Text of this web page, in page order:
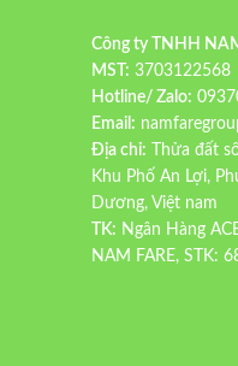
Công ty TNHH
MST: 3703122568
Hotline/ Zalo:
Email:
Địa chỉ: Thửa đất
Khu Phố An Lợi,
Dương, Việt nam
TK: Ngân Hàng
NAM FARE, STK: